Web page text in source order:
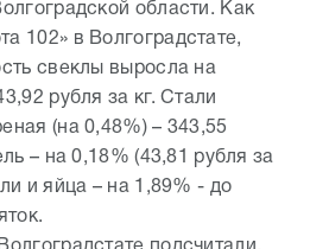
области. Как
102» в Волгоградстате,
свеклы выросла на
рубля за кг. Стали
(на 0,48%) – 343,55
– на 0,18% (43,81 рубля за
и яйца – на 1,89% - до